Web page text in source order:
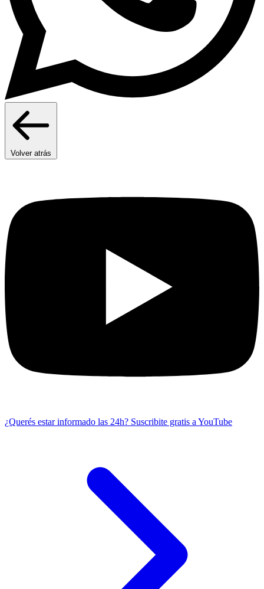
Volver atrás
¿Querés estar informado las 24h? Suscribite gratis a YouTube